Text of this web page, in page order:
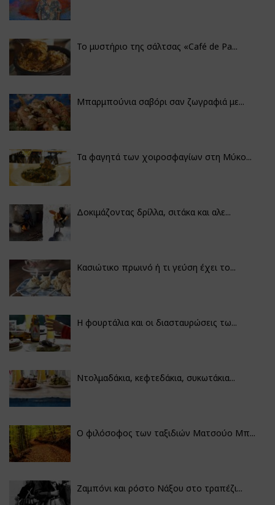
Το μυστήριο της σάλτσας «Café de Pa...
Μπαρμπούνια σαβόρι σαν ζωγραφιά με...
Τα φαγητά των χοιροσφαγίων στη Μύκο...
Δοκιμάζοντας δρίλλα, σιτάκα και αλε...
Κασιώτικο πρωινό ή τι γεύση έχει το...
Η φουρτάλια και οι διασταυρώσεις τω...
Ντολμαδάκια, κεφτεδάκια, συκωτάκια...
Ο φιλόσοφος των ταξιδιών Ματσούο Μπ...
Ζαμπόνι και ρόστο Νάξου στο τραπέζι...